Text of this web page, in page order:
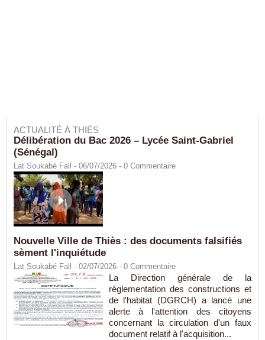
ACTUALITÉ À THIÈS
Délibération du Bac 2026 – Lycée Saint-Gabriel
(Sénégal)
Lat Soukabé Fall - 06/07/2026 - 0 Commentaire
Nouvelle Ville de Thiès : des documents falsifiés
sèment l'inquiétude
Lat Soukabé Fall - 02/07/2026 - 0 Commentaire
La Direction générale de la
réglementation des constructions et
de l'habitat (DGRCH) a lancé une
alerte à l'attention des citoyens
concernant la circulation d'un faux
document relatif à l'acquisition...